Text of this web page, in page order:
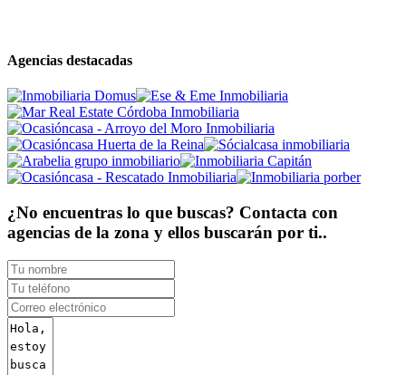
Agencias destacadas
¿No encuentras lo que buscas? Contacta con
agencias de la zona y ellos buscarán por ti..